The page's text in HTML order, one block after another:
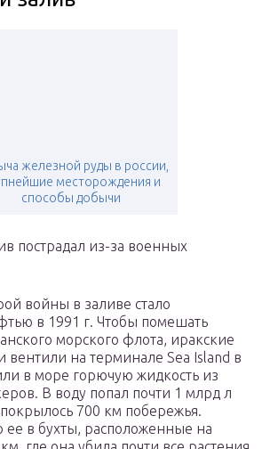
железной руды в россии,
месторождения и
способы добычи
пострадал из-за военных
войны в заливе стало
в 1991 г. Чтобы помешать
морского флота, иракские
вентили на терминале Sea Island в
в море горючую жидкость из
В воду попал почти 1 млрд л
700 км побережья.
ее в бухты, расположенные на